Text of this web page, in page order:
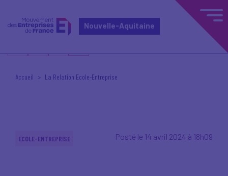
Nouvelle-Aquitaine
Accueil La Relation Ecole-Entreprise
ECOLE-ENTREPRISE Posté le 14 avril 2024 à 18h09